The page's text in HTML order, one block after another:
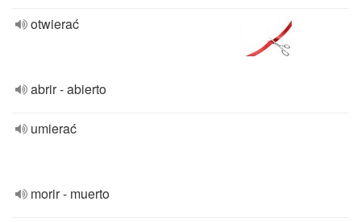
otwierać
abrir - abierto
umierać
morir - muerto